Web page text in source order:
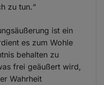
zu tun.“
ist ein
es zum Wohle
behalten zu
frei geäußert wird,
Wahrheit